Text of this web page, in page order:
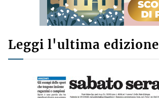
Leggi l'ultima edizione